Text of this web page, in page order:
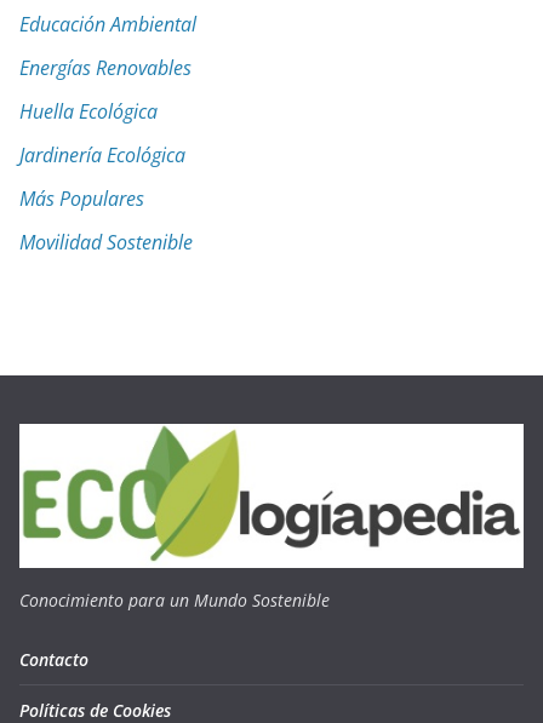
Educación Ambiental
Energías Renovables
Huella Ecológica
Jardinería Ecológica
Más Populares
Movilidad Sostenible
Conocimiento para un Mundo Sostenible
Contacto
Políticas de Cookies